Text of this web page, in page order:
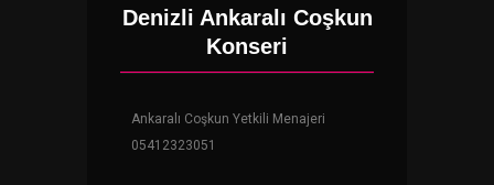
Denizli Ankaralı Coşkun
Konseri
Ankaralı Coşkun Yetkili Menajeri
05412323051